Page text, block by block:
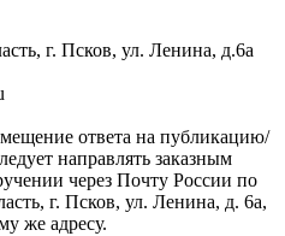
г. Псков, ул. Ленина, д.6а
ответа на публикацию/
направлять заказным
через Почту России по
г. Псков, ул. Ленина, д. 6а,
же адресу.